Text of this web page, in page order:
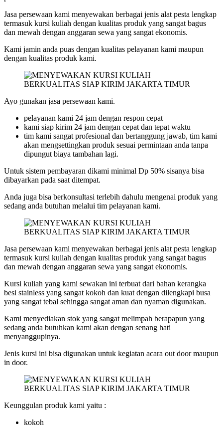
Jasa persewaan kami menyewakan berbagai jenis alat pesta lengkap
termasuk kursi kuliah dengan kualitas produk yang sangat bagus
dan mewah dengan anggaran sewa yang sangat ekonomis.
Kami jamin anda puas dengan kualitas pelayanan kami maupun
dengan kualitas produk kami.
Ayo gunakan jasa persewaan kami.
pelayanan kami 24 jam dengan respon cepat
kami siap kirim 24 jam dengan cepat dan tepat waktu
tim kami sangat profesional dan bertanggung jawab, tim kami
akan mengsettingkan produk sesuai permintaan anda tanpa
dipungut biaya tambahan lagi.
Untuk sistem pembayaran dikami minimal Dp 50% sisanya bisa
dibayarkan pada saat ditempat.
Anda juga bisa berkonsultasi terlebih dahulu mengenai produk yang
sedang anda butuhan melalui tim pelayanan kami.
Jasa persewaan kami menyewakan berbagai jenis alat pesta lengkap
termasuk kursi kuliah dengan kualitas produk yang sangat bagus
dan mewah dengan anggaran sewa yang sangat ekonomis.
Kursi kuliah yang kami sewakan ini terbuat dari bahan kerangka
besi stainless yang sangat kokoh dan kuat dengan dilengkapi busa
yang sangat tebal sehingga sangat aman dan nyaman digunakan.
Kami menyediakan stok yang sangat melimpah berapapun yang
sedang anda butuhkan kami akan dengan senang hati
menyanggupinya.
Jenis kursi ini bisa digunakan untuk kegiatan acara out door maupun
in door.
Keunggulan produk kami yaitu :
kokoh